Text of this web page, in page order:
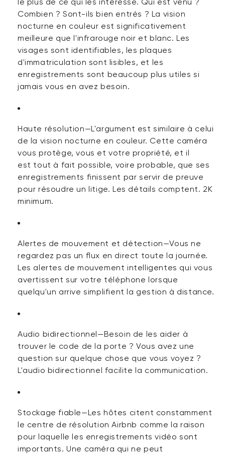
Combien ? Sont-ils bien entrés ? La vision
nocturne en couleur est significativement
meilleure que l'infrarouge noir et blanc. Les
visages sont identifiables, les plaques
d'immatriculation sont lisibles, et les
enregistrements sont beaucoup plus utiles si
jamais vous en avez besoin.
Haute résolution—L'argument est similaire à celui
de la vision nocturne en couleur. Cette caméra
vous protège, vous et votre propriété, et il
est tout à fait possible, voire probable, que ses
enregistrements finissent par servir de preuve
pour résoudre un litige. Les détails comptent. 2K
minimum.
Alertes de mouvement et détection—Vous ne
regardez pas un flux en direct toute la journée.
Les alertes de mouvement intelligentes qui vous
avertissent sur votre téléphone lorsque
quelqu'un arrive simplifient la gestion à distance.
Audio bidirectionnel—Besoin de les aider à
trouver le code de la porte ? Vous avez une
question sur quelque chose que vous voyez ?
L'audio bidirectionnel facilite la communication.
Stockage fiable—Les hôtes citent constamment
le centre de résolution Airbnb comme la raison
pour laquelle les enregistrements vidéo sont
importants. Une caméra qui ne peut